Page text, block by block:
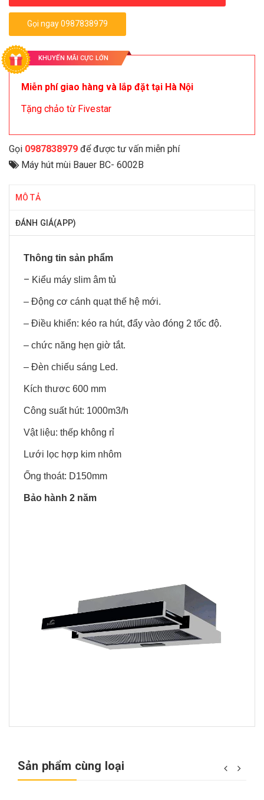
Gọi ngay 0987838979
KHUYẾN MÃI CỰC LỚN
Miễn phí giao hàng và lắp đặt tại Hà Nội
Tặng chảo từ Fivestar
Gọi 0987838979 để được tư vấn miễn phí
Máy hút mùi Bauer BC- 6002B
MÔ TẢ
ĐÁNH GIÁ(APP)
Thông tin sản phẩm
– Kiểu máy slim âm tủ
– Động cơ cánh quạt thế hệ mới.
– Điều khiển: kéo ra hút, đẩy vào đóng 2 tốc độ.
– chức năng hẹn giờ tắt.
– Đèn chiếu sáng Led.
Kích thươc 600 mm
Công suất hút: 1000m3/h
Vật liệu: thếp không rỉ
Lưới lọc hợp kim nhôm
Ống thoát: D150mm
Bảo hành 2 năm
Sản phẩm cùng loại